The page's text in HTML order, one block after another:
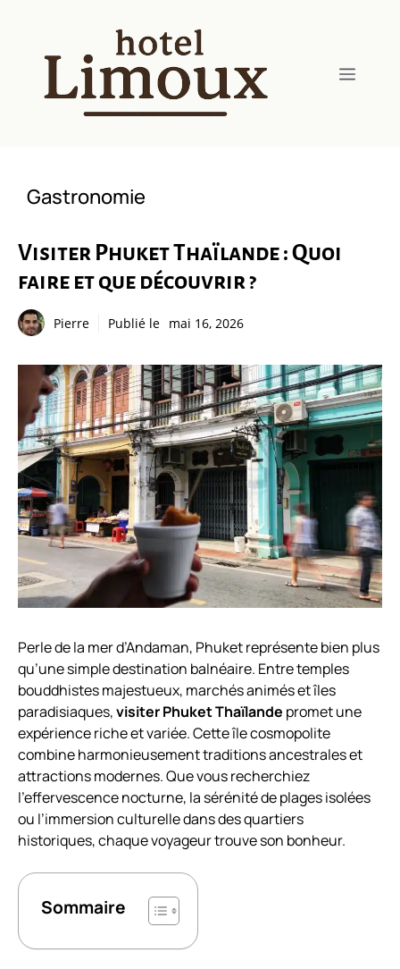
contenu
Menu
Gastronomie
Visiter Phuket Thaïlande : Quoi
faire et que découvrir ?
Pierre Publié le mai 16, 2026
Perle de la mer d’Andaman, Phuket représente bien plus
qu’une simple destination balnéaire. Entre temples
bouddhistes majestueux, marchés animés et îles
paradisiaques,visiter Phuket Thaïlande promet une
expérience riche et variée. Cette île cosmopolite
combine harmonieusement traditions ancestrales et
attractions modernes. Que vous recherchiez
l’effervescence nocturne, la sérénité de plages isolées
ou l’immersion culturelle dans des quartiers
historiques, chaque voyageur trouve son bonheur.
Sommaire